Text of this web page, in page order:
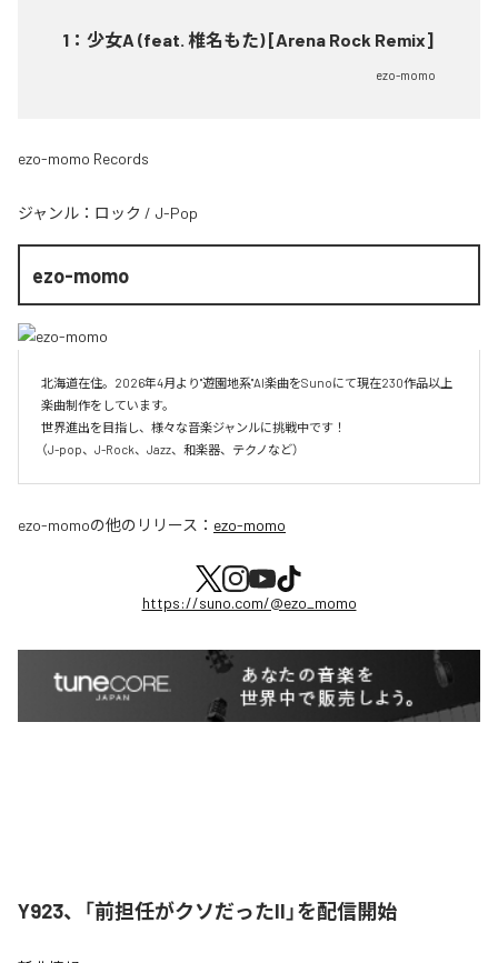
1 ： 少女A (feat. 椎名もた) [Arena Rock Remix]
ezo-momo
ezo-momo Records
ジャンル： ロック / J-Pop
ezo-momo
北海道在住。2026年4月より"遊園地系"AI楽曲をSunoにて現在230作品以上
楽曲制作をしています。
世界進出を目指し、様々な音楽ジャンルに挑戦中です！
（J-pop、J-Rock、Jazz、和楽器、テクノなど）
ezo-momoの他のリリース： ezo-momo
https://suno.com/@ezo_momo
Y923、「前担任がクソだったII」を配信開始